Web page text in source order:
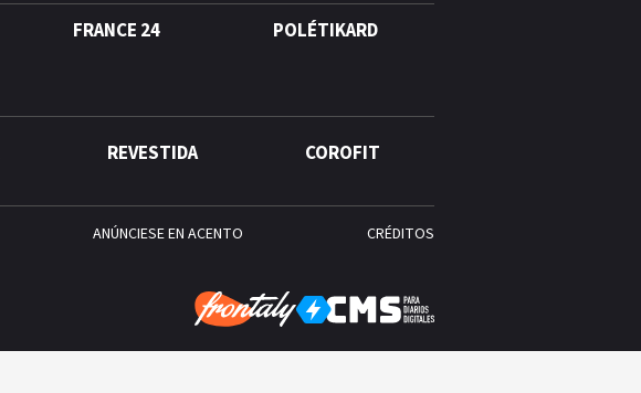
FRANCE 24 POLÉTIKARD
REVESTIDA COROFIT
ANÚNCIESE EN ACENTO CRÉDITOS